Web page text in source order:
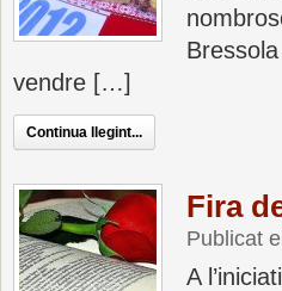
vendre […]
Continua llegint...
Fira
Publicat
A